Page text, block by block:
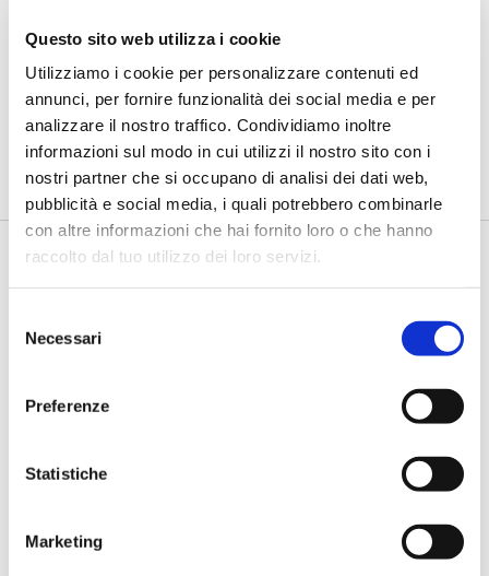
Questo sito web utilizza i cookie
Utilizziamo i cookie per personalizzare contenuti ed
annunci, per fornire funzionalità dei social media e per
analizzare il nostro traffico. Condividiamo inoltre
informazioni sul modo in cui utilizzi il nostro sito con i
nostri partner che si occupano di analisi dei dati web,
pubblicità e social media, i quali potrebbero combinarle
con altre informazioni che hai fornito loro o che hanno
raccolto dal tuo utilizzo dei loro servizi.
delNecessari
Preferenze
Statistiche
Marketing
Salvatori (Mediobanca): “Il
linguaggio può abbattere barriere e
costruire inclusione”
di Flavio Padovan, Maddalena Libertini -Cambiare le parole è
relativamente semplice. Più difficile è cambiare le abitudini, l...
Petrella (BPER Banca): “La GenAI
rafforza i controlli e valorizza il
di Flavio Padovan, Maddalena Libertini -
Rendere i controlli di
secondo livello più strutturati, standardizzati e capaci di le...